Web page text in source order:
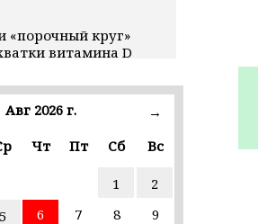
«порочный круг»
витамина D
начинается
комиссии
Авг 2026 г.
→
Чт Пт Сб Вс
1
2
5 6 7 8
9